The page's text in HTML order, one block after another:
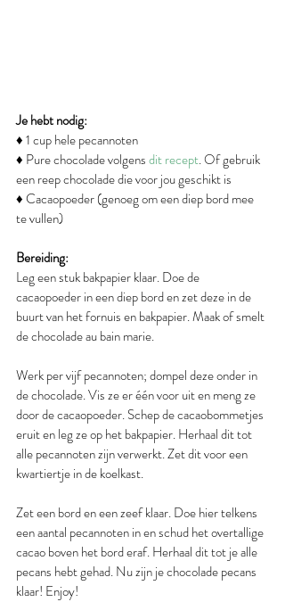
Je hebt nodig:
♦ 1 cup hele pecannoten
♦ Pure chocolade volgens dit recept. Of gebruik
een reep chocolade die voor jou geschikt is
♦ Cacaopoeder (genoeg om een diep bord mee
te vullen)
Bereiding:
Leg een stuk bakpapier klaar. Doe de
cacaopoeder in een diep bord en zet deze in de
buurt van het fornuis en bakpapier. Maak of smelt
de chocolade au bain marie.
Werk per vijf pecannoten; dompel deze onder in
de chocolade. Vis ze er één voor uit en meng ze
door de cacaopoeder. Schep de cacaobommetjes
eruit en leg ze op het bakpapier. Herhaal dit tot
alle pecannoten zijn verwerkt. Zet dit voor een
kwartiertje in de koelkast.
Zet een bord en een zeef klaar. Doe hier telkens
een aantal pecannoten in en schud het overtallige
cacao boven het bord eraf. Herhaal dit tot je alle
pecans hebt gehad. Nu zijn je chocolade pecans
klaar! Enjoy!